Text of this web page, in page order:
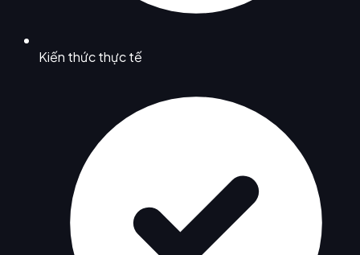
Kiến thức thực tế